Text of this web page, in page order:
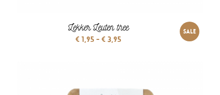
Lekker Leuten thee
€1,95 - €3,95Prijsklasse:
SALE